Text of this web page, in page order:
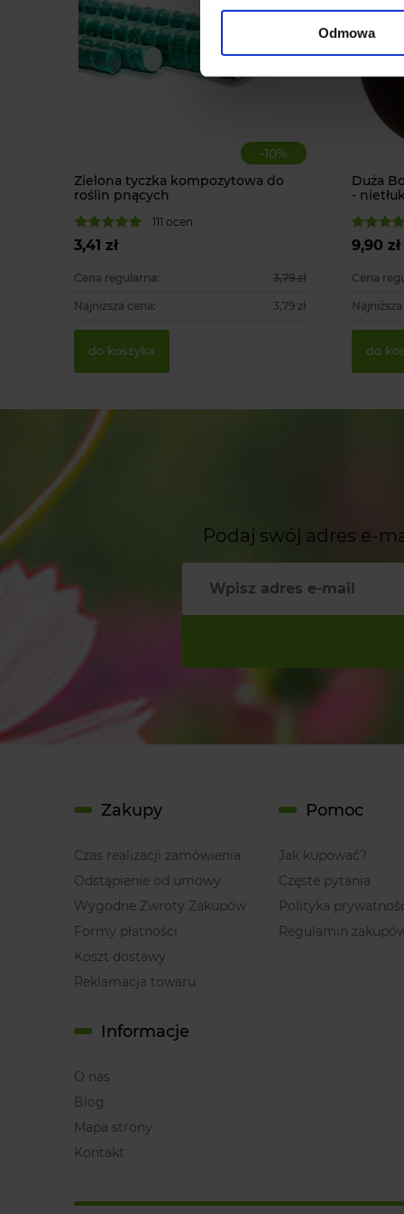
Odmowa
-10%
Zielona tyczka kompozytowa do
roślin pnących
111 ocen
3,41 zł
Cena regularna: 3,79 zł
Najniższa cena: 3,79 zł
do koszyka
Duża
-
9,90 zł
Cena
do
Podaj swój adres e-
Zakupy
Czas realizacji zamówienia
Odstąpienie od umowy
Wygodne Zwroty Zakupów
Formy płatności
Koszt dostawy
Reklamacja towaru
Pomoc
Jak kupować?
Częste pytania
Polityka
Regulamin
Informacje
O nas
Blog
Mapa strony
Kontakt